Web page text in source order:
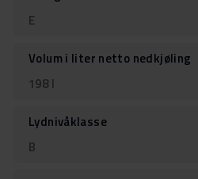
E
Volum i liter netto nedkjøling
198 l
Lydnivåklasse
B